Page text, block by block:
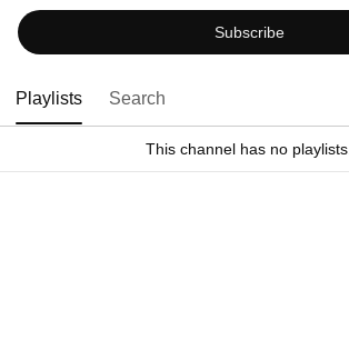
Subscribe
Playlists Search
This channel has no playlists.